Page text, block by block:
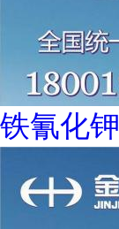
铁氰化钾